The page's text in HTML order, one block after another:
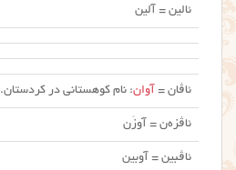
ئالین = آلین
ئاڤان = آوان: نام کوهستانی در کردستان.
ئاڤزه‌ن = آوزَن
ئاڤبین = آوبین